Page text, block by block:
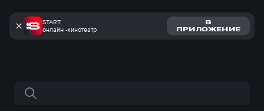
START:
онлайн -кинотеатр
В
ПРИЛОЖЕНИЕ
Поиск по сайту